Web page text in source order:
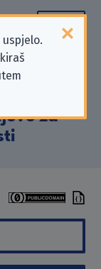
GmbH”
za